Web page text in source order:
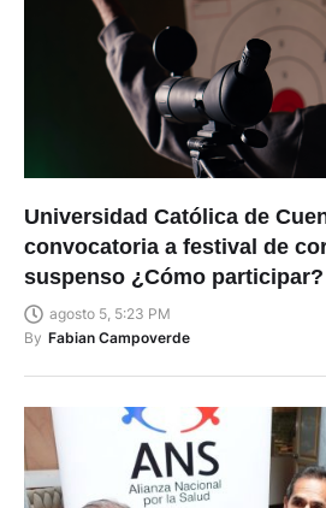
Universidad Católica de
convocatoria a festival de
suspenso ¿Cómo participar?
agosto 5, 5:23 PM
By Fabian Campoverde